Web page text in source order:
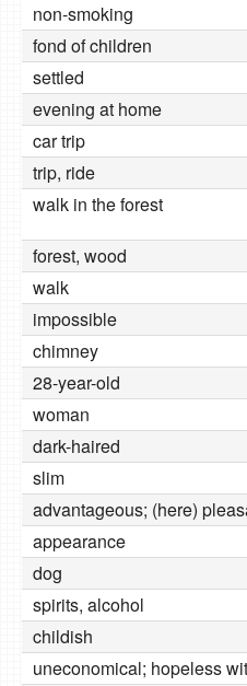
non-smoking
fond of children
settled
evening at home
car trip
trip, ride
walk in the forest
forest, wood
walk
impossible
chimney
28-year-old
woman
dark-haired
slim
advantageous; (here)
appearance
dog
spirits, alcohol
childish
uneconomical; hopeless